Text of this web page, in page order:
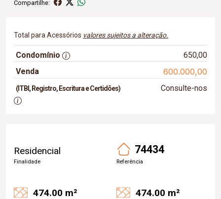
Compartilhe:
Total para Acessórios valores sujeitos a alteração.
Condomínio
650,00
Venda
600.000,00
(ITBI, Registro, Escritura e Certidões) Consulte-nos
Residencial
Finalidade
74434
Referência
474.00 m² 474.00 m²